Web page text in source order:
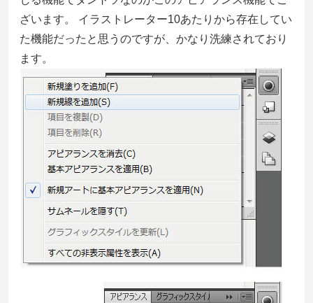
ざいます。 イラストレーター10あたりから存在してい
た機能だったと思うのですが、かなり洗練されており
ます。